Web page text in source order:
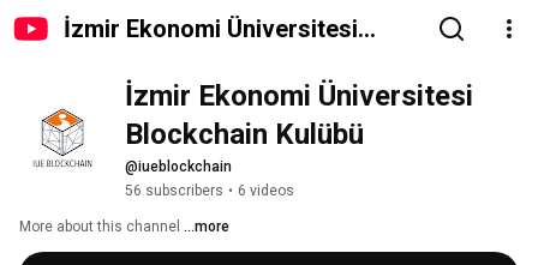
İzmir Ekonomi Üniversitesi
İzmir Ekonomi Üniversitesi
Blockchain Kulübü
@iueblockchain
56 subscribers • 6 videos
More about this channel ...more